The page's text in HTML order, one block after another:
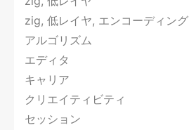
zig, 低レイヤ, エンコーディング
アルゴリズム
エディタ
キャリア
クリエイティビティ
セッション